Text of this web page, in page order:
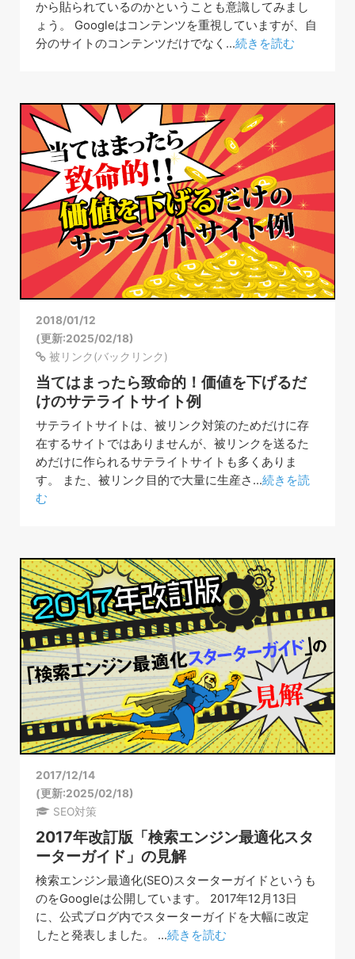
から貼られているのかということも意識してみまし
ょう。 Googleはコンテンツを重視していますが、自
分のサイトのコンテンツだけでなく...続きを読む
2018/01/12
(更新:2025/02/18)
被リンク(バックリンク)
当てはまったら致命的！価値を下げるだ
けのサテライトサイト例
サテライトサイトは、被リンク対策のためだけに存
在するサイトではありませんが、被リンクを送るた
めだけに作られるサテライトサイトも多くありま
す。 また、被リンク目的で大量に生産さ...続きを読
む
2017/12/14
(更新:2025/02/18)
SEO対策
2017年改訂版「検索エンジン最適化スタ
ーターガイド」の見解
検索エンジン最適化(SEO)スターターガイドというも
のをGoogleは公開しています。 2017年12月13日
に、公式ブログ内でスターターガイドを大幅に改定
したと発表しました。 ...続きを読む